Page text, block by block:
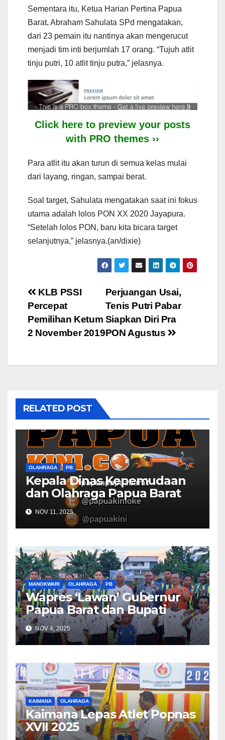
Sementara itu, Ketua Harian Pertina Papua
Barat, Abraham Sahulata SPd mengatakan,
dari 23 pemain itu nantinya akan mengerucut
menjadi tim inti berjumlah 17 orang. “Tujuh atlit
tinju putri, 10 atlit tinju putra,” jelasnya.
Click here to preview your posts
with PRO themes ››
Para atlit itu akan turun di semua kelas mulai
dari layang, ringan, sampai berat.
Soal target, Sahulata mengatakan saat ini fokus
utama adalah lolos PON XX 2020 Jayapura.
“Setelah lolos PON, baru kita bicara target
selanjutnya,” jelasnya.(an/dixie)
Post
navigation
Perjuangan Usai,
Tenis Putri Pabar
Siapkan Diri Pra
PON Agustus
KLB PSSI
Percepat
Pemilihan Ketum
2 November 2019
RELATED POST
OLAHRAGA PB
Kepala Dinas Kepemudaan
dan Olahraga Papua Barat
Selaraskan Program Dengan
DBON
NOV 11, 2025
MANOKWARI OLAHRAGA PB
Wapres ‘Lawan’ Gubernur
Papua Barat dan Bupati
Manokwari
NOV 4, 2025
KAIMANA OLAHRAGA
Kaimana Lepas Atlet Popnas
XVII 2025